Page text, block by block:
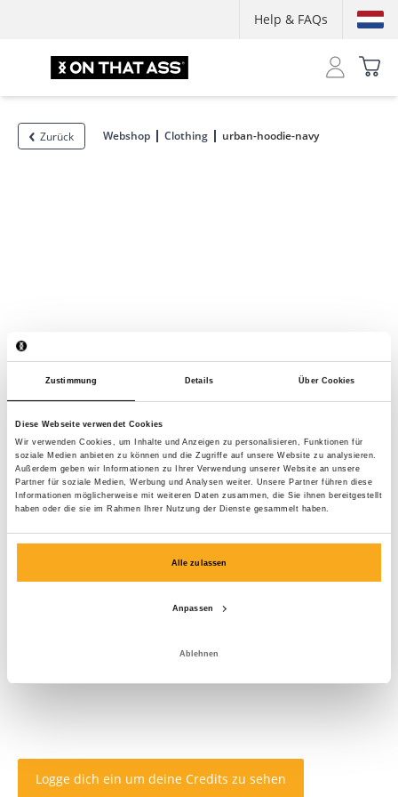
Zustimmung Details Über Cookies
Diese Webseite verwendet Cookies
Wir verwenden Cookies, um Inhalte und Anzeigen zu personalisieren, Funktionen für
soziale Medien anbieten zu können und die Zugriffe auf unsere Website zu analysieren.
Außerdem geben wir Informationen zu Ihrer Verwendung unserer Website an unsere
Partner für soziale Medien, Werbung und Analysen weiter. Unsere Partner führen diese
Informationen möglicherweise mit weiteren Daten zusammen, die Sie ihnen bereitgestellt
haben oder die sie im Rahmen Ihrer Nutzung der Dienste gesammelt haben.
Alle zulassen
Anpassen
Ablehnen
Help & FAQs
Zurück Webshop Clothing urban-hoodie-navy
Logge dich ein um deine Credits zu sehen